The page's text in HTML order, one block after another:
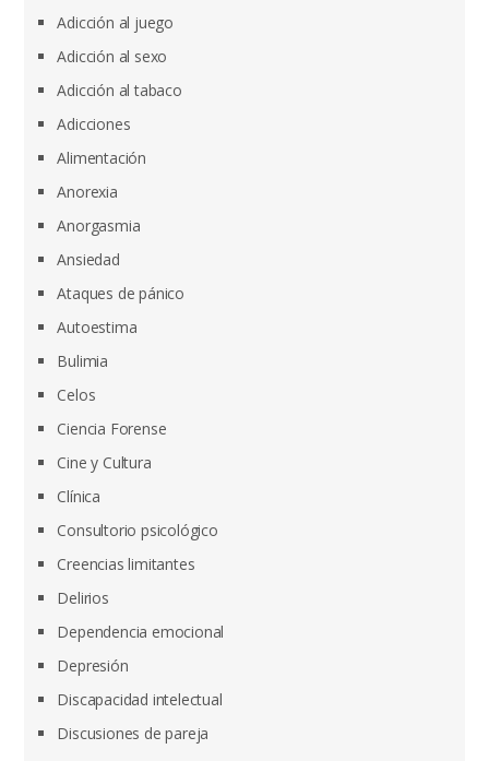
Adicción al juego
Adicción al sexo
Adicción al tabaco
Adicciones
Alimentación
Anorexia
Anorgasmia
Ansiedad
Ataques de pánico
Autoestima
Bulimia
Celos
Ciencia Forense
Cine y Cultura
Clínica
Consultorio psicológico
Creencias limitantes
Delirios
Dependencia emocional
Depresión
Discapacidad intelectual
Discusiones de pareja